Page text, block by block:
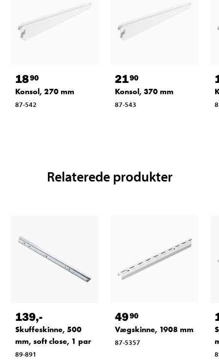
1890
Konsol, 270 mm
87-542
2190
Konsol, 370 mm
87-543
Relaterede produkter
139,-
Skuffeskinne, 500
mm, soft close, 1 par
89-891
4990
Vægskinne, 1908 mm
87-5357